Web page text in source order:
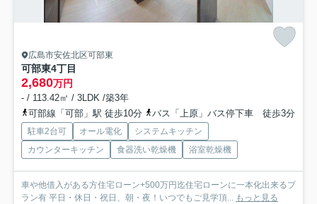
広島市安佐北区可部東
可部東4丁目
2,680万円
- / 113.42㎡ / 3LDK /築3年
可部線「可部」駅 徒歩10分
バス「上原」バス停下車 徒歩3分
駐車2台可 オール電化
システムキッチン
カウンターキッチン
食器洗い乾燥機 浴室乾燥機
車や他借入がある方住宅ローン+500万円迄住宅ローンに一本化出来るプ
ラン有 平日・休日・祝日、朝・夜！いつでもご見学頂... もっと見る